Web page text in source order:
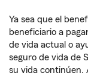
Ya sea que el
beneficiario a
de vida actual o
seguro de vida de
su vida continúen.